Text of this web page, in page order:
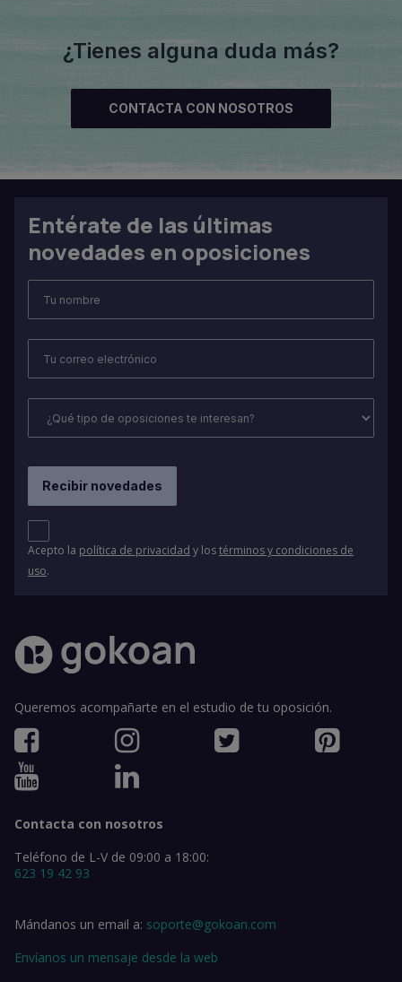
¿Tienes alguna duda más?
CONTACTA CON NOSOTROS
Entérate de las últimas
novedades en oposiciones
Acepto la política de privacidad y lostérminos y condiciones de
uso.
Queremos acompañarte en el estudio de tu oposición.
Contacta con nosotros
Teléfono de L-V de 09:00 a 18:00:
623 19 42 93
Mándanos un email a: soporte@gokoan.com
Envíanos un mensaje desde la web